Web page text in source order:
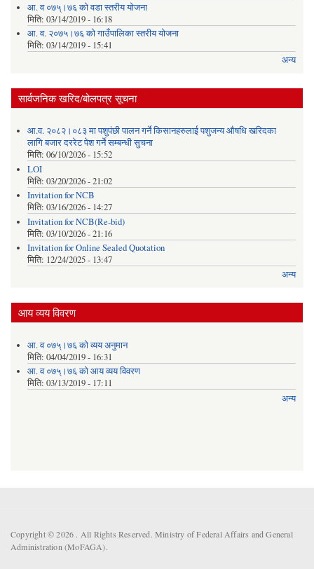
आ. व ०७५्।७६ को वडा स्तरीय योजना
मिति: 03/14/2019 - 16:18
आ. व. २०७५।७६ को गाउँपालिका स्तरीय योजना
मिति: 03/14/2019 - 15:41
अन्य
सार्वजनिक खरिद/बोलपत्र सूचना
आ.व. २०८२।०८३ मा पशुपंछी पालन गर्ने किसानहरुलाई पशुजन्य औषधि खरिदका
लागि बजार दररेट पेश गर्ने सम्बन्धी सुचना
मिति: 06/10/2026 - 15:52
LOI
मिति: 03/20/2026 - 21:02
Invitation for NCB
मिति: 03/16/2026 - 14:27
Invitation for NCB(Re-bid)
मिति: 03/10/2026 - 21:16
Invitation for Online Sealed Quotation
मिति: 12/24/2025 - 13:47
अन्य
आय व्यय विवरण
आ. व ०७५्।७६ को व्यय अनुमान
मिति: 04/04/2019 - 16:31
आ. व ०७५्।७६ को आय व्यय विवरण
मिति: 03/13/2019 - 17:11
अन्य
Copyright © 2026 . All Rights Reserved. Ministry of Federal Affairs and General
Administration (MoFAGA).